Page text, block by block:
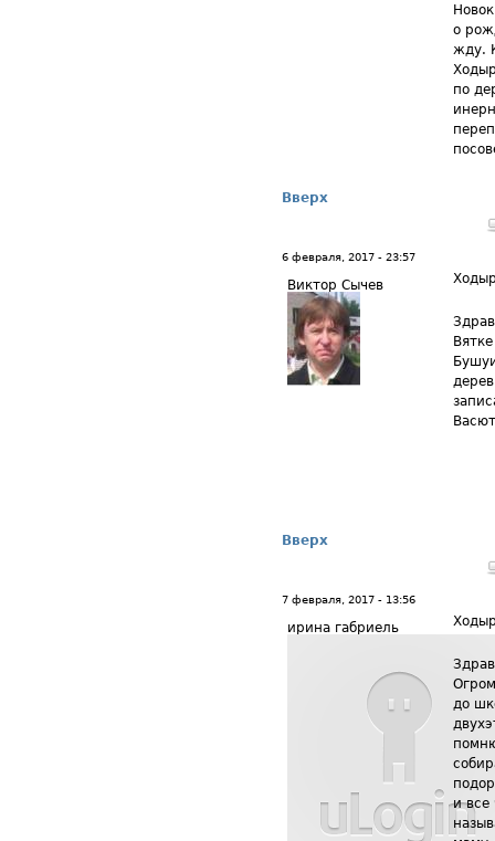
о
жду.
по
Вверх
6 февраля, 2017 - 23:57
Виктор Сычев
Вверх
7 февраля, 2017 - 13:56
ирина габриель
до
и все